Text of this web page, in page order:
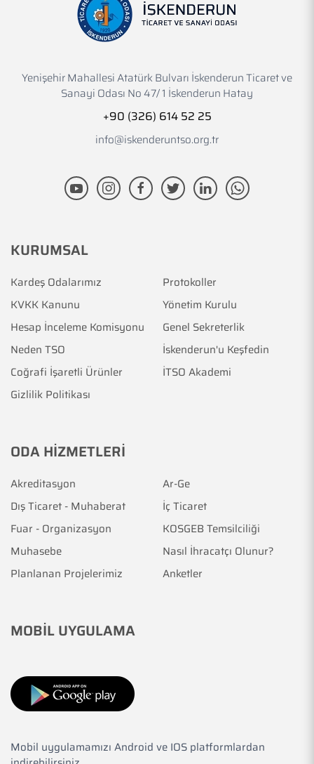
Yenişehir Mahallesi Atatürk Bulvarı İskenderun Ticaret ve
Sanayi Odası No 47/ 1 İskenderun Hatay
+90 (326) 614 52 25
info@iskenderuntso.org.tr
KURUMSAL
Kardeş Odalarımız
Protokoller
KVKK Kanunu
Yönetim Kurulu
Hesap İnceleme Komisyonu
Genel Sekreterlik
Neden TSO
İskenderun'u Keşfedin
Coğrafi İşaretli Ürünler
İTSO Akademi
Gizlilik Politikası
ODA HİZMETLERİ
Akreditasyon
Ar-Ge
Dış Ticaret - Muhaberat
İç Ticaret
Fuar - Organizasyon
KOSGEB Temsilciliği
Muhasebe
Nasıl İhracatçı Olunur?
Planlanan Projelerimiz
Anketler
MOBİL UYGULAMA
Mobil uygulamamızı Android ve IOS platformlardan